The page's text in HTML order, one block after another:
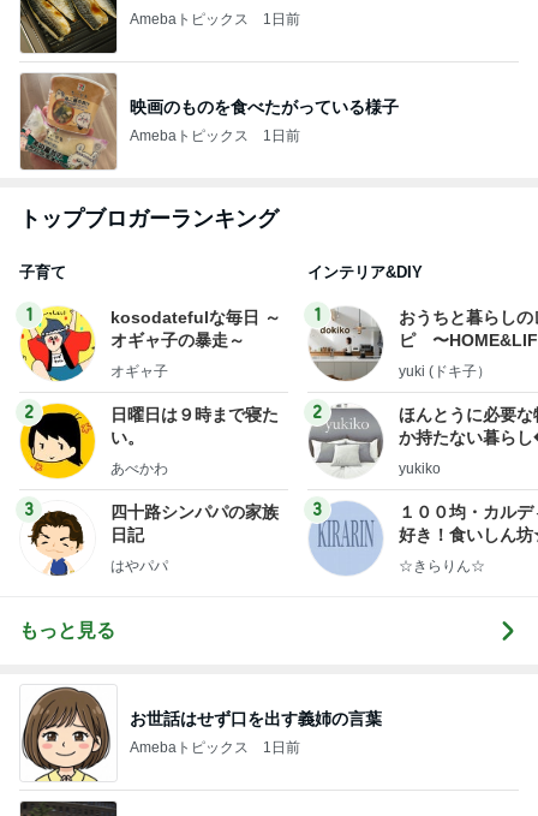
Amebaトピックス 1日前
映画のものを食べたがっている様子
Amebaトピックス 1日前
トップブロガーランキング
子育て
1
kosodatefulな毎日 ～
オギャ子の暴走～
オギャ子
2
日曜日は９時まで寝た
い。
あべかわ
3
四十路シンパパの家族
日記
はやパパ
インテリア&DIY
1
おうちと暮らしの
ピ 〜
yuki (ドキ子）
2
ほんとうに必要な
か持たない暮ら
ep Life Simple◆
yukiko
3
１００均・カルデ
好き！食いしん
らりん☆のブログ
☆きらりん☆
もっと見る
お世話はせず口を出す義姉の言葉
Amebaトピックス 1日前